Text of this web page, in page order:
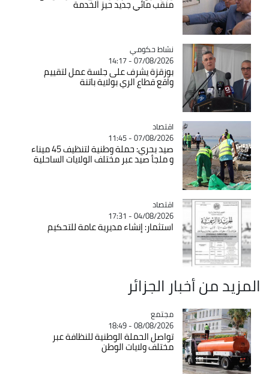
منقب مائي جديد حيز الخدمة
Catégorie
نشاط حكومي
07/08/2026 - 14:17
بوزقزة يشرف على جلسة عمل لتقييم
واقع قطاع الري بولاية باتنة
Catégorie
اقتصاد
07/08/2026 - 11:45
صيد بحري: حملة وطنية لتنظيف 45 ميناء
و ملجأ صيد عبر مختلف الولايات الساحلية
Catégorie
اقتصاد
04/08/2026 - 17:31
استثمار: إنشاء مديرية عامة للتحكيم
المزيد من أخبار الجزائر
Catégorie
مجتمع
08/08/2026 - 18:49
تواصل الحملة الوطنية للنظافة عبر
مختلف ولايات الوطن